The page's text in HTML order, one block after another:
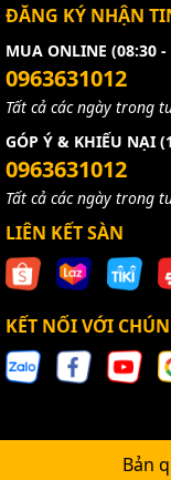
ĐĂNG KÝ NHẬN
MUA ONLINE (08:30 -
0963631012
Tất cả các ngày trong
GÓP Ý & KHIẾU NẠI
0963631012
Tất cả các ngày trong
LIÊN KẾT SÀN
KẾT NỐI VỚI
Bản